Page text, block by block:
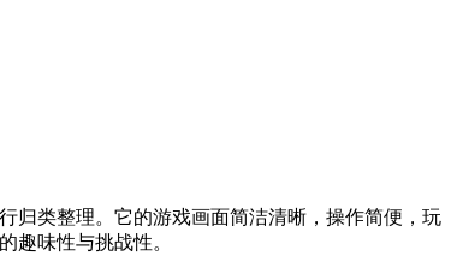
归类整理。它的游戏画面简洁清晰，操作简便，玩
趣味性与挑战性。